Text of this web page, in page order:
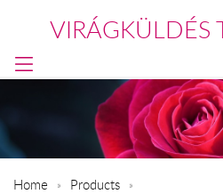
VIRÁGKÜLDÉS
Home Products